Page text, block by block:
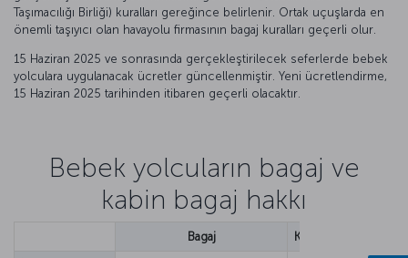
Taşımacılığı Birliği) kuralları gereğince belirlenir. Ortak uçuşlarda en
önemli taşıyıcı olan havayolu firmasının bagaj kuralları geçerli olur.
15 Haziran 2025 ve sonrasında gerçekleştirilecek seferlerde bebek
yolculara uygulanacak ücretler güncellenmiştir. Yeni ücretlendirme,
15 Haziran 2025 tarihinden itibaren geçerli olacaktır.
Bebek yolcuların bagaj ve
kabin bagaj hakkı
Bagaj Kabin bagajı